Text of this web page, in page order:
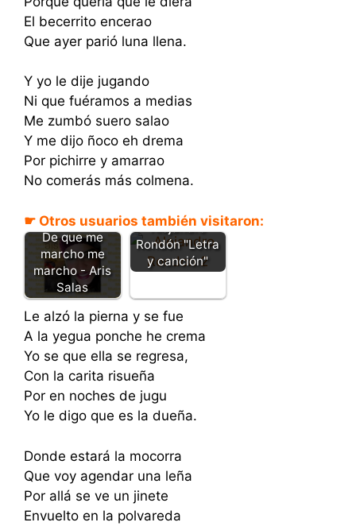
El becerrito encerao
Que ayer parió luna llena.
Y yo le dije jugando
Ni que fuéramos a medias
Me zumbó suero salao
Y me dijo ñoco eh drema
Por pichirre y amarrao
No comerás más colmena.
☛ Otros usuarios también visitaron:
De que me
marcho me
marcho - Aris
Salas
Alejandro
Rondón "Letra
y canción"
Le alzó la pierna y se fue
A la yegua ponche he crema
Yo se que ella se regresa,
Con la carita risueña
Por en noches de jugu
Yo le digo que es la dueña.
Donde estará la mocorra
Que voy agendar una leña
Por allá se ve un jinete
Envuelto en la polvareda